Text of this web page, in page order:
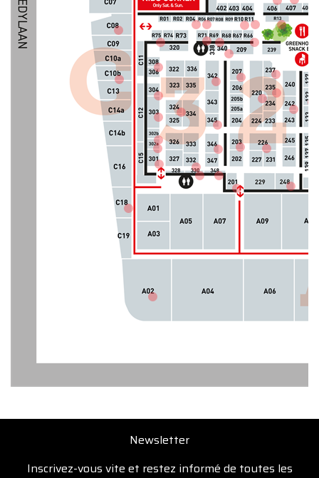
Newsletter
Inscrivez-vous vite et restez informé de toutes les